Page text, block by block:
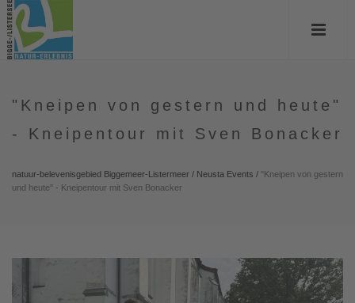
"Kneipen von gestern und heute"
- Kneipentour mit Sven Bonacker
natuur-belevenisgebied Biggemeer-Listermeer / Neusta Events / "Kneipen von gestern
und heute" - Kneipentour mit Sven Bonacker